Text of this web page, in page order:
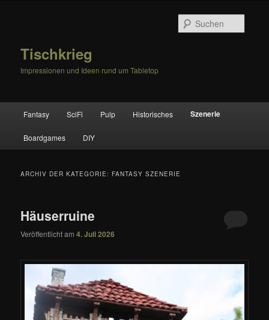
Tischkrieg
Impressionen und Ideen rund um Tabletop
Fantasy SciFi Pulp Historisches Szenerie
Boardgames DIY
ARCHIV DER KATEGORIE: FANTASY SZENERIE
Häuserruine
Veröffentlicht am4. Juli 2026